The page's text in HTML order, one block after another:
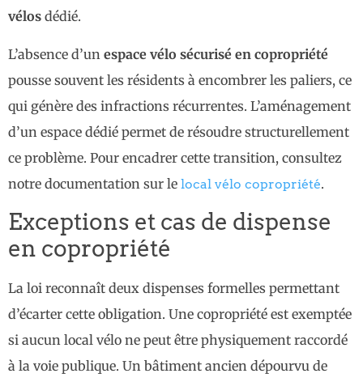
vélos dédié.
L’absence d’un espace vélo sécurisé en copropriété
pousse souvent les résidents à encombrer les paliers, ce
qui génère des infractions récurrentes. L’aménagement
d’un espace dédié permet de résoudre structurellement
ce problème. Pour encadrer cette transition, consultez
notre documentation sur le local vélo copropriété.
Exceptions et cas de dispense
en copropriété
La loi reconnaît deux dispenses formelles permettant
d’écarter cette obligation. Une copropriété est exemptée
si aucun local vélo ne peut être physiquement raccordé
à la voie publique. Un bâtiment ancien dépourvu de